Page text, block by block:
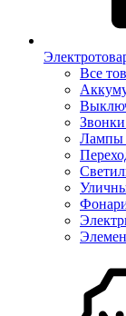
Все
Звонки
Лампы